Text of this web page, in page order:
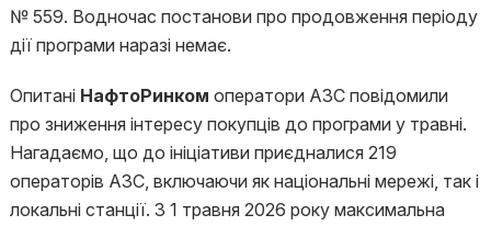
№ 559. Водночас постанови про продовження періоду
дії програми наразі немає.
Опитані НафтоРинком оператори АЗС повідомили
про зниження інтересу покупців до програми у травні.
Нагадаємо, що до ініціативи приєдналися 219
операторів АЗС, включаючи як національні мережі, так і
локальні станції. З 1 травня 2026 року максимальна